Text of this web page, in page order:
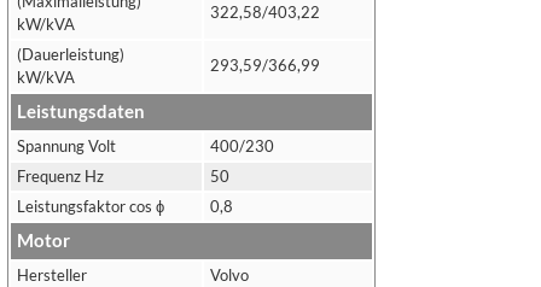
kW/kVA
322,58/403,22
(Dauerleistung)
kW/kVA
293,59/366,99
Leistungsdaten
Spannung Volt
400/230
Frequenz Hz
50
Leistungsfaktor cos ϕ
0,8
Motor
Hersteller
Volvo